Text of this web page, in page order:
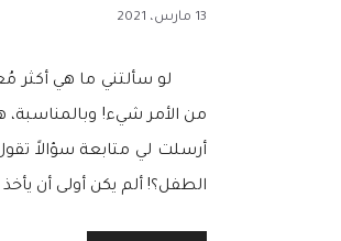
13 مارس، 2021
لو سألتني ما هي أكثر
من الأمر شيء! وبالمناسبة،
أرسلت لي متابعة سؤالاً
الطفل؟! ألم يكن أولى أن